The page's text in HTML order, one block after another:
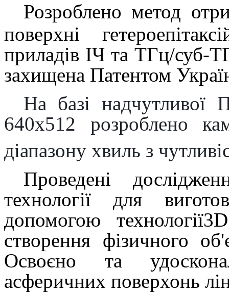
Розроблено метод
поверхні
приладів ІЧ та ТГц/суб-
захищена Патентом
На базі
640х512 розроблено
діапазону хвиль з
Проведені
технології для
допомогою технології3D
створення фізичного
Освоєно та
асферичних поверхонь